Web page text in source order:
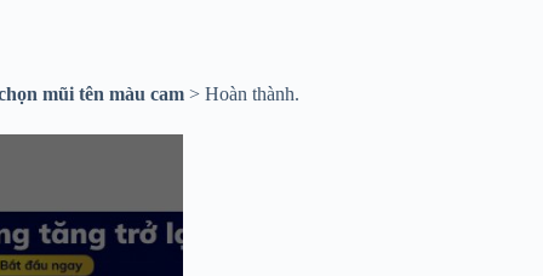
mũi tên màu cam > Hoàn thành.